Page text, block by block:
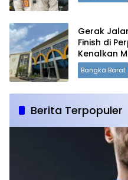
Gerak
Finish di
Kenalkan
Bangka Barat
Berita Terpopuler